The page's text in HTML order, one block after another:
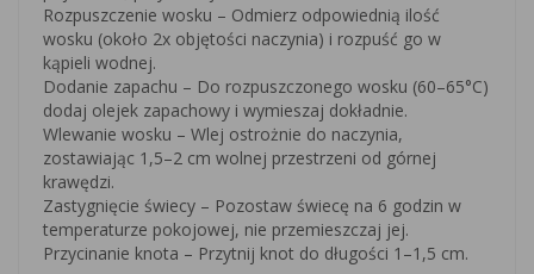
Rozpuszczenie wosku – Odmierz odpowiednią ilość
wosku (około 2x objętości naczynia) i rozpuść go w
kąpieli wodnej.
Dodanie zapachu – Do rozpuszczonego wosku (60–65°C)
dodaj olejek zapachowy i wymieszaj dokładnie.
Wlewanie wosku – Wlej ostrożnie do naczynia,
zostawiając 1,5–2 cm wolnej przestrzeni od górnej
krawędzi.
Zastygnięcie świecy – Pozostaw świecę na 6 godzin w
temperaturze pokojowej, nie przemieszczaj jej.
Przycinanie knota – Przytnij knot do długości 1–1,5 cm.